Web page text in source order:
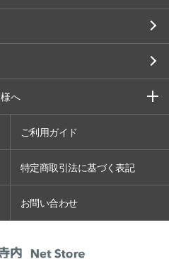
へ
ご利用ガイド
特定商取引法に基づく表記
お問い合わせ